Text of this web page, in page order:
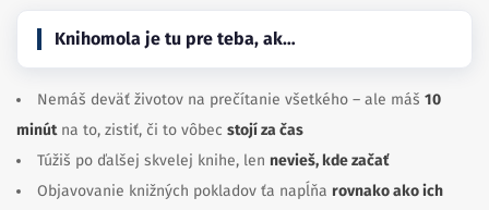
Knihomola je tu pre teba, ak…
Nemáš deväť životov na prečítanie všetkého – ale máš 10
minútna to, zistiť, či to vôbec stojí za čas
Túžiš po ďalšej skvelej knihe, len nevieš, kde začať
Objavovanie knižných pokladov ťa napĺňa rovnako ako ich